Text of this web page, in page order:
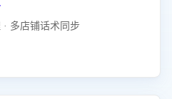
多店铺话术同步